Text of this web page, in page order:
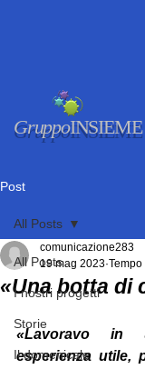
GruppoINSIEME
Post
All Posts
I nostri progetti
Storie
Il domenicale
All Posts
«Una botta di
comunicazione283
19 mag 2023 Tempo
«Lavoravo in
esperienza utile,